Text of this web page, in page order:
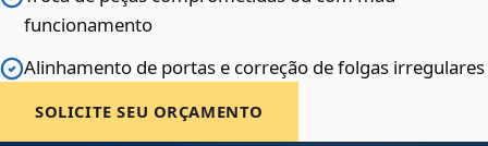
funcionamento
Alinhamento de portas e correção de folgas irregulares
SOLICITE SEU ORÇAMENTO